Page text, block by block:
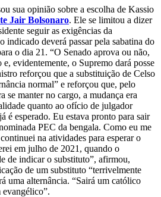
sua opinião sobre a escolha de Kassio
Jair Bolsonaro. Ele se limitou a dizer
seguir as exigências da
indicado deverá passar pela sabatina do
o dia 21. “O Senado aprova ou não,
evidentemente, o Supremo dará posse
reforçou que a substituição de Celso
normal” e reforçou que, pelo
se manter no cargo, a mudança era
quanto ao ofício de julgador
é esperado. Eu estava pronto para sair
PEC da bengala. Como eu me
na atividades para esperar o
em julho de 2021, quando o
de indicar o substituto”, afirmou,
de um substituto “terrivelmente
uma alternância. “Sairá um católico
evangélico”.